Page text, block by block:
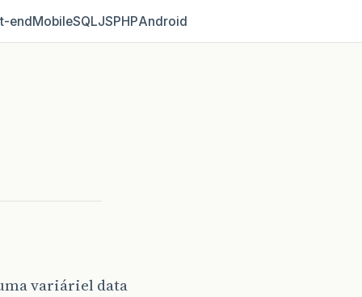
MobileSQLJSPHPAndroid
variáriel data